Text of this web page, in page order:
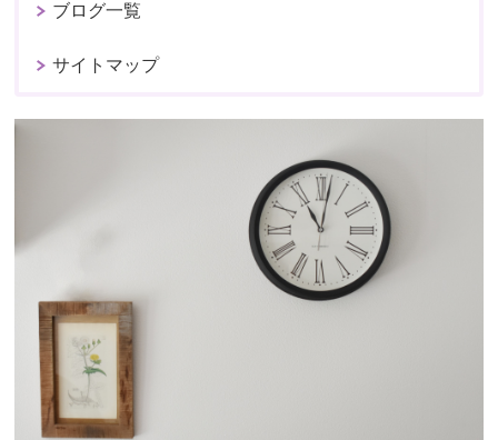
ブログ一覧
サイトマップ